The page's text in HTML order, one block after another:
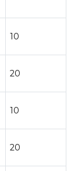
10
20
10
20